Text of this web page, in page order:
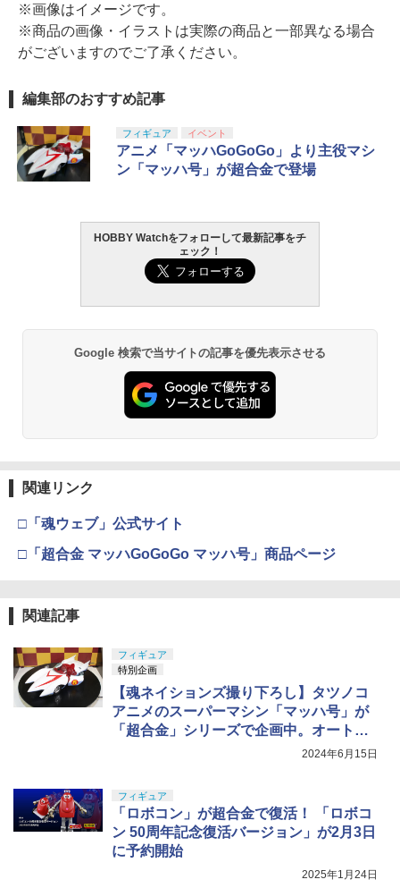
※画像はイメージです。
※商品の画像・イラストは実際の商品と一部異なる場合
がございますのでご了承ください。
編集部のおすすめ記事
フィギュア イベント
アニメ「マッハGoGoGo」より主役マシ
ン「マッハ号」が超合金で登場
HOBBY Watchをフォローして最新記事をチ
ェック！
Google 検索で当サイトの記事を優先表示させる
関連リンク
□「魂ウェブ」公式サイト
□「超合金 マッハGoGoGo マッハ号」商品ページ
関連記事
フィギュア
特別企画
【魂ネイションズ撮り下ろし】タツノコ
アニメのスーパーマシン「マッハ号」が
「超合金」シリーズで企画中。オートジ
ャッキやカッターなどのギミックも再
2024年6月15日
フィギュア
「ロボコン」が超合金で復活！ 「ロボコ
ン 50周年記念復活バージョン」が2月3日
に予約開始
2025年1月24日